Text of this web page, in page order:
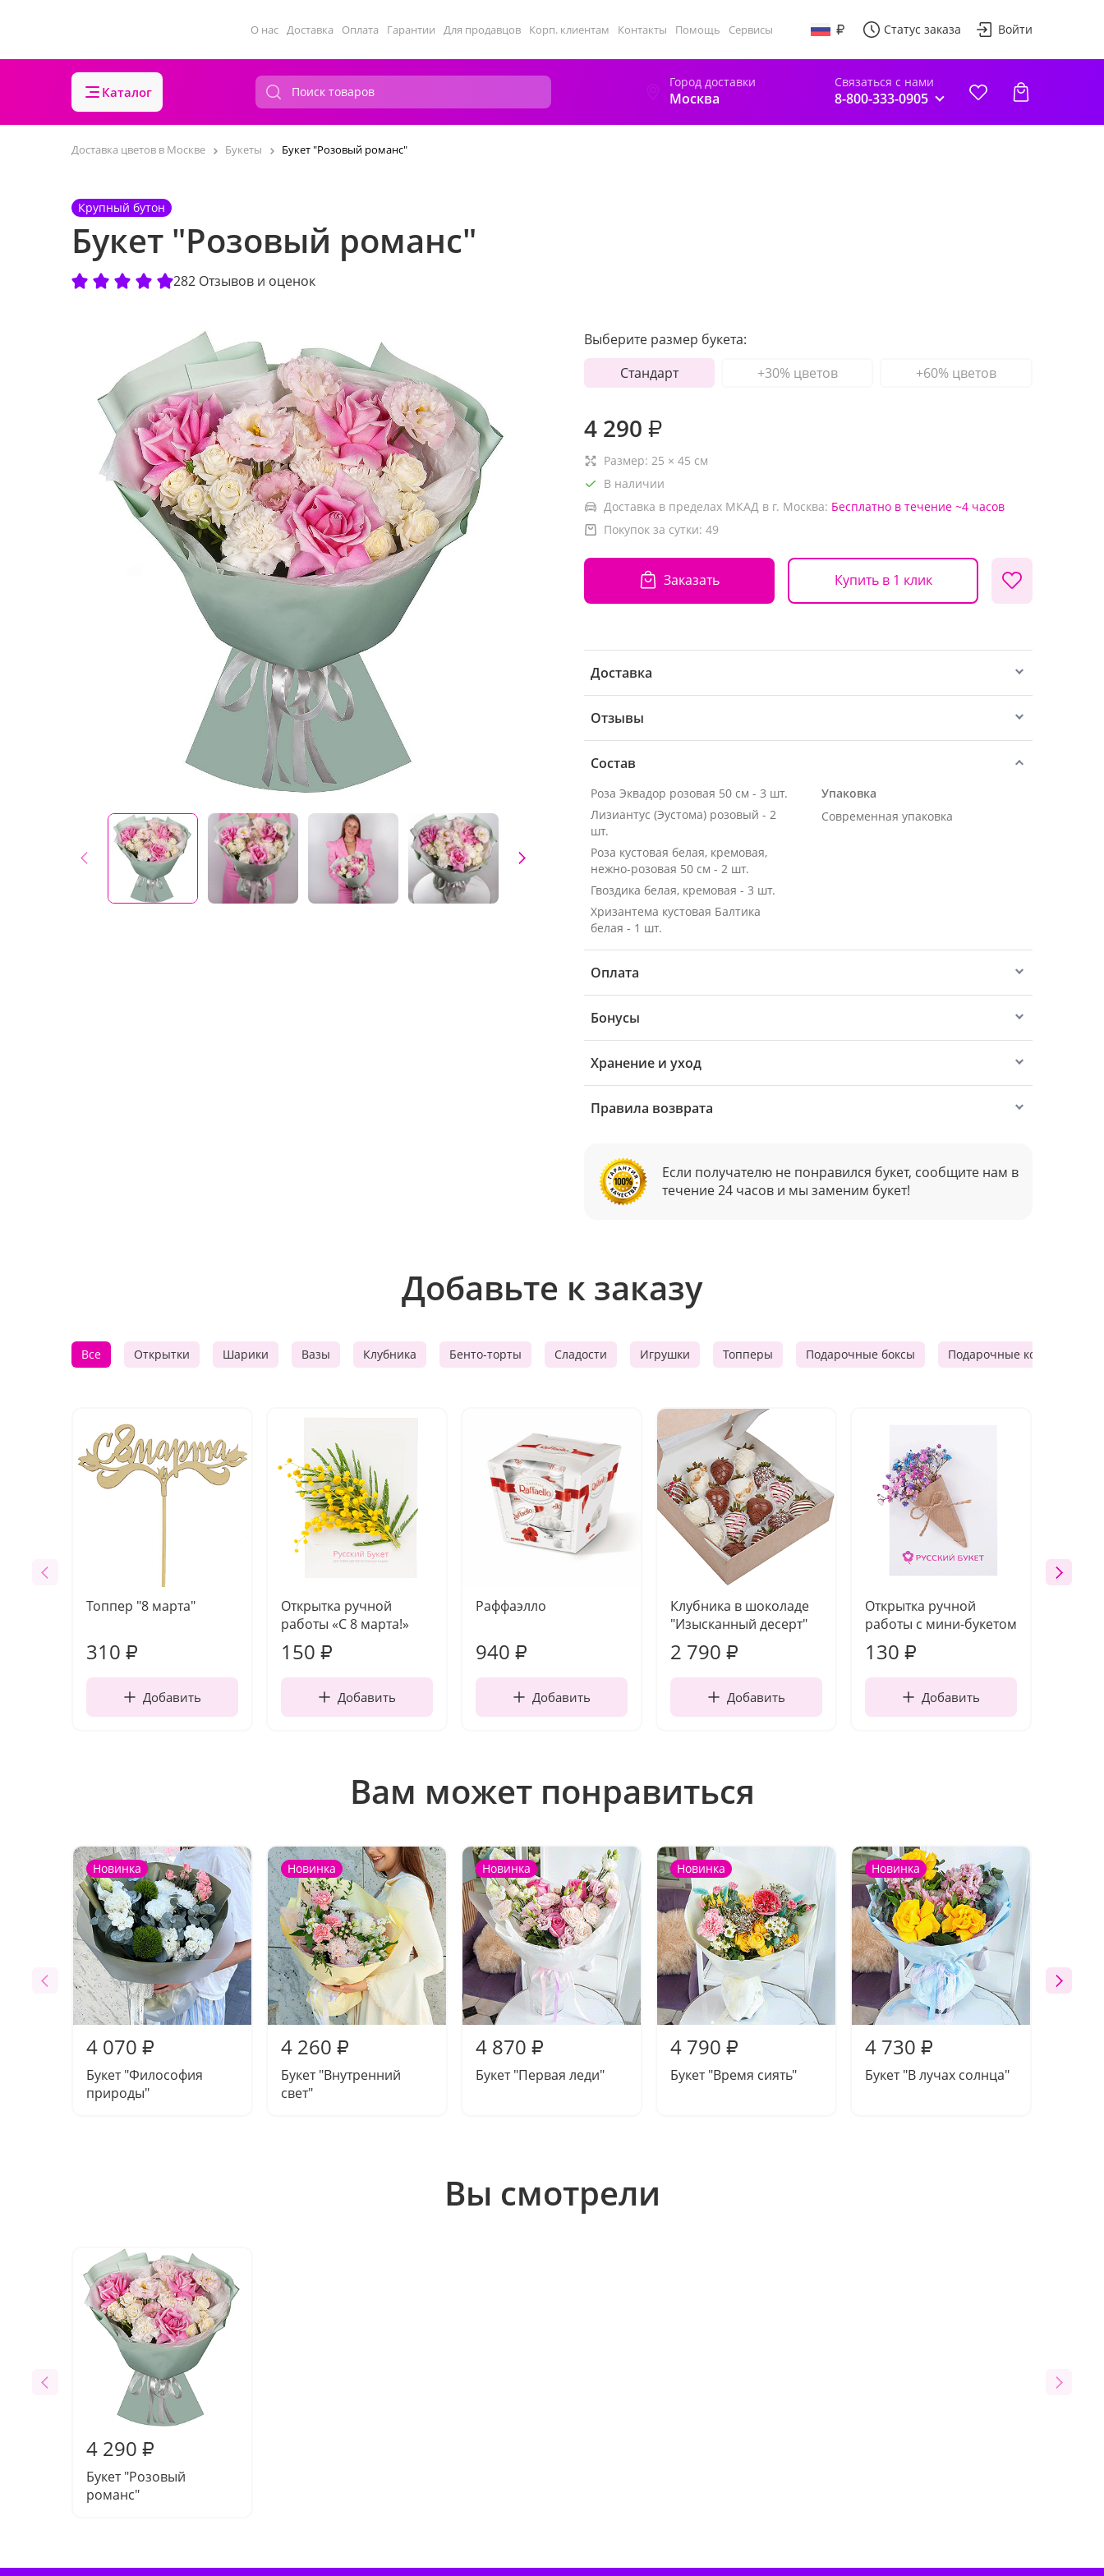
О нас Доставка Оплата Гарантии Для продавцов Корп. клиентам Контакты Помощь Сервисы Статус заказа Войти
Каталог
Город доставки
Москва
Связаться с нами
8-800-333-0905
Доставка цветов в Москве Букеты Букет "Розовый романс"
Крупный бутон
Букет "Розовый романс"
282 Отзывов и оценок
Выберите размер букета:
Стандарт
+30% цветов +60% цветов
4 290 ₽
Размер: 25 × 45 см
В наличии
Доставка в пределах МКАД в г. Москва: Бесплатно в течение ~4 часов
Покупок за сутки: 49
Заказать Купить в 1 клик
Доставка
Отзывы
Состав
Роза Эквадор розовая 50 см - 3 шт.
Лизиантус (Эустома) розовый - 2
шт.
Роза кустовая белая, кремовая,
нежно-розовая 50 см - 2 шт.
Гвоздика белая, кремовая - 3 шт.
Хризантема кустовая Балтика
белая - 1 шт.
Упаковка
Современная упаковка
Оплата
Бонусы
Хранение и уход
Правила возврата
Если получателю не понравился букет, сообщите нам в
течение 24 часов и мы заменим букет!
Добавьте к заказу
Все Открытки Шарики Вазы Клубника Бенто-торты Сладости Игрушки Топперы Подарочные боксы Подарочные корзины
Топпер "8 марта"
310 ₽
Добавить
Открытка ручной
работы «С 8 марта!»
150 ₽
Добавить
Раффаэлло
940 ₽
Добавить
Клубника в шоколаде
"Изысканный десерт"
2 790 ₽
Добавить
Открытка ручной
работы с мини-букетом
130 ₽
Добавить
Вам может понравиться
Новинка
4 070 ₽
Букет "Философия
природы"
Новинка
4 260 ₽
Букет "Внутренний
свет"
Новинка
4 870 ₽
Букет "Первая леди"
Новинка
4 790 ₽
Букет "Время сиять"
Новинка
4 730 ₽
Букет "В лучах солнца"
Вы смотрели
4 290 ₽
Букет "Розовый
романс"